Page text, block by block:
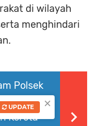
di wilayah
menghindari
Polsek
Kereta
×
UPDATE